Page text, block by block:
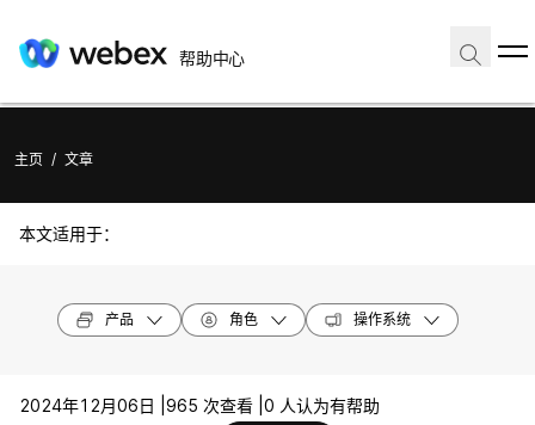
帮助中心
主页 / 文章
本文适用于：
产品 角色 操作系统
2024年12月06日 | 965 次查看 | 0 人认为有帮助